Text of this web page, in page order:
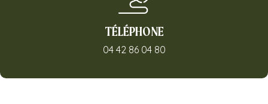
TÉLÉPHONE
04 42 86 04 80